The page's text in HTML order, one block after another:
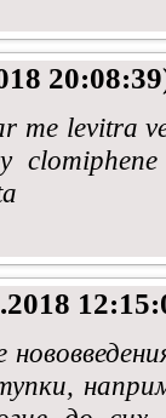
me levitra